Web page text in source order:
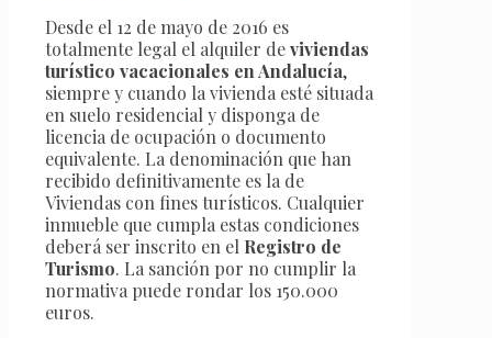
Desde el 12 de mayo de 2016 es
totalmente legal el alquiler deviviendas
turístico vacacionales en Andalucía,
siempre y cuando la vivienda esté situada
en suelo residencial y disponga de
licencia de ocupación o documento
equivalente. La denominación que han
recibido definitivamente es la de
Viviendas con fines turísticos. Cualquier
inmueble que cumpla estas condiciones
deberá ser inscrito en el Registro de
Turismo. La sanción por no cumplir la
normativa puede rondar los 150.000
euros.